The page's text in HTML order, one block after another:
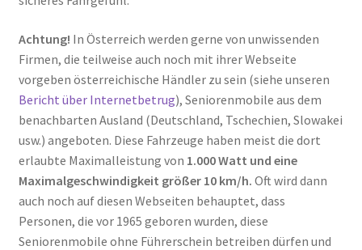
Achtung! In Österreich werden gerne von unwissenden
Firmen, die teilweise auch noch mit ihrer Webseite
vorgeben österreichische Händler zu sein (siehe unseren
Bericht über Internetbetrug), Seniorenmobile aus dem
benachbarten Ausland (Deutschland, Tschechien, Slowakei
usw.) angeboten. Diese Fahrzeuge haben meist die dort
erlaubte Maximalleistung von 1.000 Watt und eine
Maximalgeschwindigkeit größer 10 km/h. Oft wird dann
auch noch auf diesen Webseiten behauptet, dass
Personen, die vor 1965 geboren wurden, diese
Seniorenmobile ohne Führerschein betreiben dürfen und